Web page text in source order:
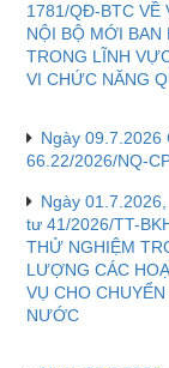
1781/QĐ-BTC VỀ
NỘI BỘ MỚI BAN
TRONG LĨNH
VI CHỨC NĂNG
Ngày 09.7.2026
66.22/2026/NQ-
Ngày
tư 41/2026/TT-
THỬ NGHIỆM
LƯỢNG CÁC
VỤ CHO
NƯỚC